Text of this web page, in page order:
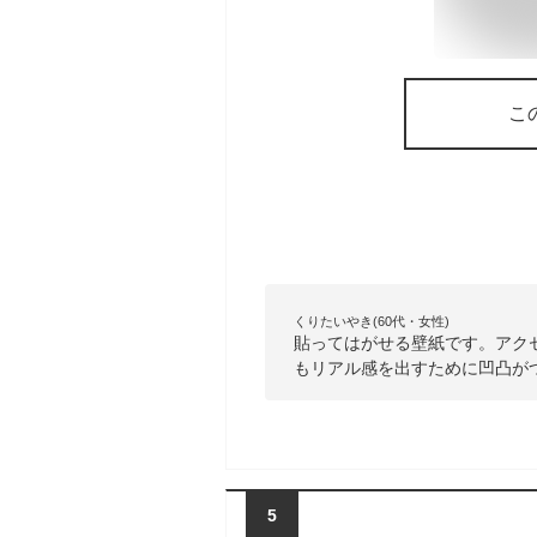
こ
くりたいやき(60代・女性)
貼ってはがせる壁紙です。ア
もリアル感を出すために凹凸
5